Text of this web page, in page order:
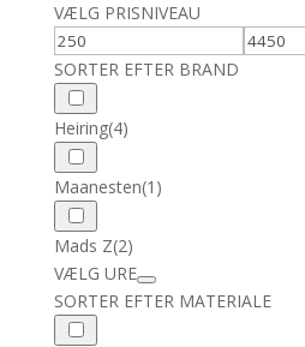
VÆLG PRISNIVEAU
SORTER EFTER BRAND
Heiring(4)
Maanesten(1)
Mads Z(2)
VÆLG URE
SORTER EFTER MATERIALE